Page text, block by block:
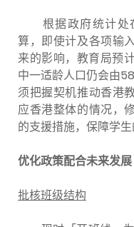
根据政府统计处
算，即使计及各项输
来的影响，教育局预
中一适龄人口仍会由
须把握契机推动香港
应香港整体的情况，
的支援措施，保障学生
优化政策配合未来发展
批核班级结构